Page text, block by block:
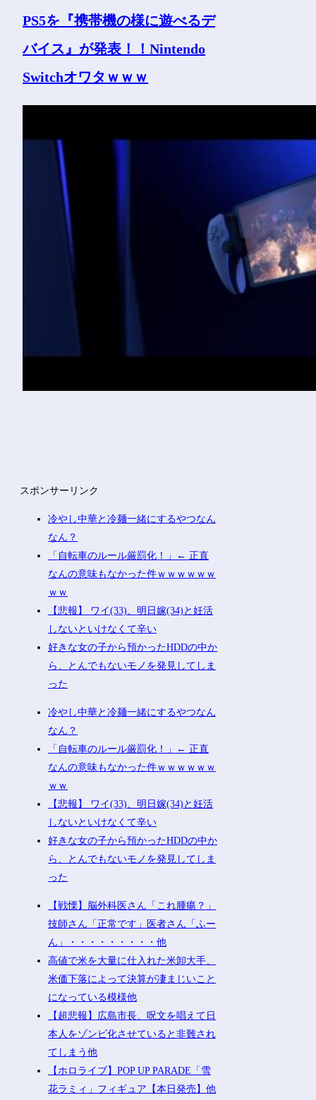
スポンサーリンク
冷やし中華と冷麺一緒にするやつなん
なん？
「自転車のルール厳罰化！」← 正直
なんの意味もなかった件ｗｗｗｗｗｗ
ｗｗ
【悲報】 ワイ(33)、明日嫁(34)と妊活
しないといけなくて辛い
好きな女の子から預かったHDDの中か
ら、とんでもないモノを発見してしま
った
冷やし中華と冷麺一緒にするやつなん
なん？
「自転車のルール厳罰化！」← 正直
なんの意味もなかった件ｗｗｗｗｗｗ
ｗｗ
【悲報】 ワイ(33)、明日嫁(34)と妊活
しないといけなくて辛い
好きな女の子から預かったHDDの中か
ら、とんでもないモノを発見してしま
った
【戦慄】脳外科医さん「これ腫瘍？」
技師さん「正常です」医者さん「ふー
ん」・・・・・・・・・他
高値で米を大量に仕入れた米卸大手、
米価下落によって決算が凄まじいこと
になっている模様他
【超悲報】広島市長、呪文を唱えて日
本人をゾンビ化させていると非難され
てしまう他
【ホロライブ】POP UP PARADE「雪
花ラミィ」フィギュア【本日発売】他